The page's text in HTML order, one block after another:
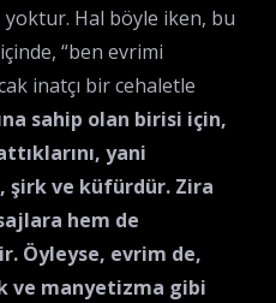
yoktur. Hal böyle iken, bu
“ben evrimi
inatçı bir cehaletle
sahip olan birisi için,
yani
şirk ve küfürdür. Zira
hem de
Öyleyse, evrim de,
ve manyetizma gibi